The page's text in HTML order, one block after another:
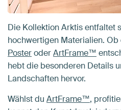
Die Kollektion Arktis entfaltet
hochwertigen Materialien.
PosteroderArtFrame™
hebt die besonderen Details
Landschaften hervor.
Wählst du ArtFrame™,